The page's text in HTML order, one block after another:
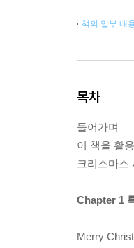
책의 일부 내
목차
들어가며
이 책을 활
크리스마스
Chapter 1
Merry